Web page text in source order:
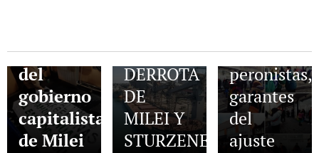
Privada
del
gobierno
capitalista
de Milei
DURA
DERROTA
DE
MILEI Y
STURZENEGGER
peronistas,
garantes
del
ajuste